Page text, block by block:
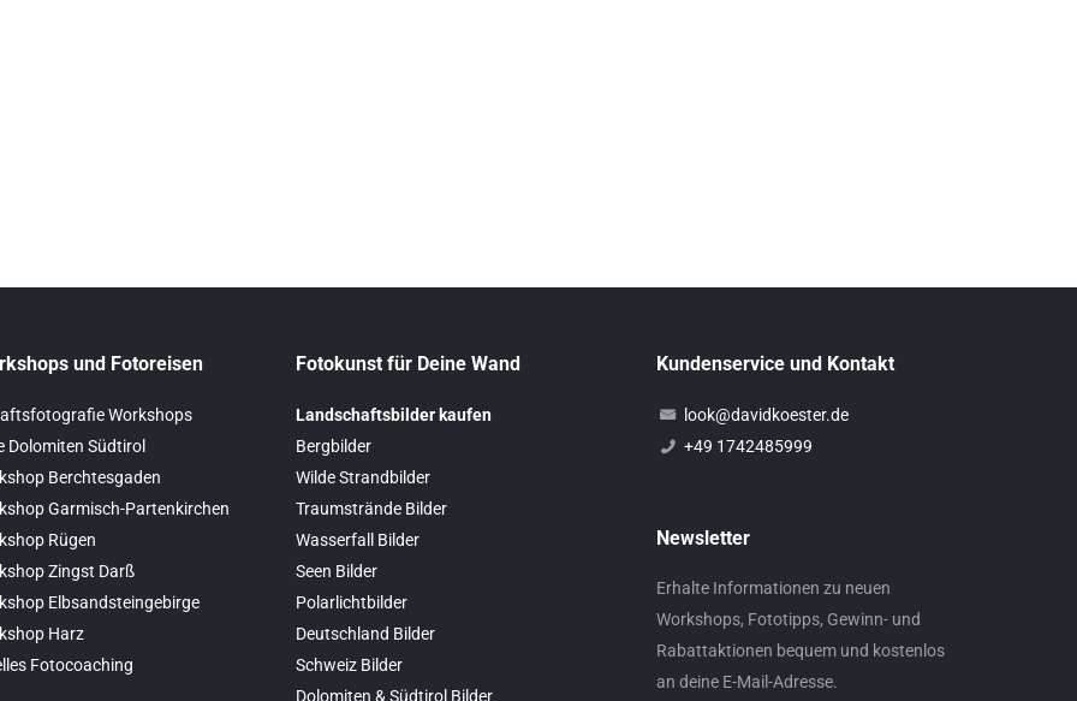
und Fotoreisen
Workshops
Dolomiten Südtirol
Berchtesgaden
Garmisch-Partenkirchen
Rügen
Zingst Darß
Elbsandsteingebirge
Harz
Fotocoaching
Fotokunst für Deine Wand
Landschaftsbilder kaufen
Bergbilder
Wilde Strandbilder
Traumstrände Bilder
Wasserfall Bilder
Seen Bilder
Polarlichtbilder
Deutschland Bilder
Schweiz Bilder
Dolomiten & Südtirol Bilder
Kundenservice und Kontakt
look@davidkoester.de
+49 1742485999
Newsletter
Erhalte Informationen zu neuen
Workshops, Fototipps, Gewinn- und
Rabattaktionen bequem und kostenlos
an deine E-Mail-Adresse.